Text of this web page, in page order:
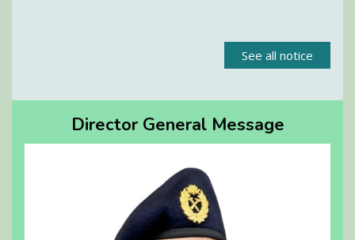
See all notice
Director General Message